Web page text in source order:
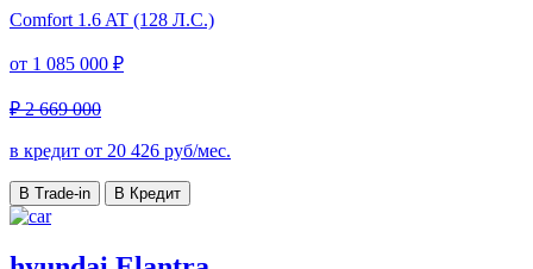
Comfort 1.6 AT (128 Л.С.)
от 1 085 000 ₽
₽ 2 669 000
в кредит от 20 426 руб/мес.
В Trade-in В Кредит